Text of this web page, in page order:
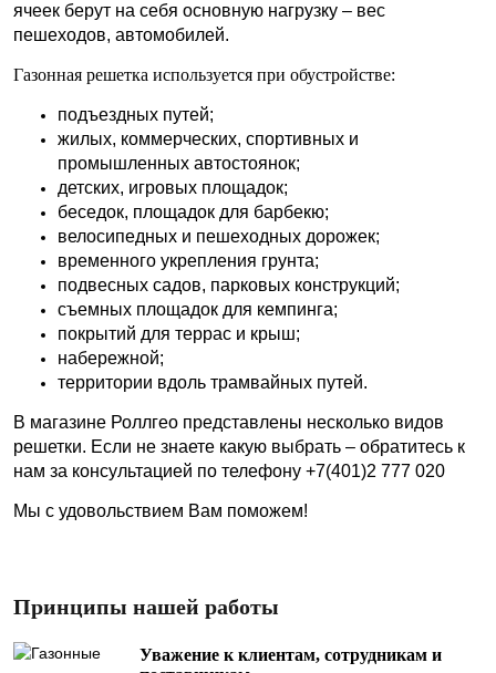
ячеек берут на себя основную нагрузку – вес
пешеходов, автомобилей.
Газонная решетка используется при обустройстве:
подъездных путей;
жилых, коммерческих, спортивных и
промышленных автостоянок;
детских, игровых площадок;
беседок, площадок для барбекю;
велосипедных и пешеходных дорожек;
временного укрепления грунта;
подвесных садов, парковых конструкций;
съемных площадок для кемпинга;
покрытий для террас и крыш;
набережной;
территории вдоль трамвайных путей.
В магазине Роллгео представлены несколько видов
решетки. Если не знаете какую выбрать – обратитесь к
нам за консультацией по телефону +7(401)2 777 020
Мы с удовольствием Вам поможем!
Принципы нашей работы
Уважение к клиентам, сотрудникам и